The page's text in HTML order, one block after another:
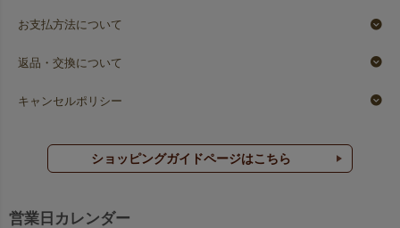
お支払方法について
返品・交換について
キャンセルポリシー
ショッピングガイドページはこちら
営業日カレンダー